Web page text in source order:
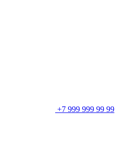
+7 999 999 99 99